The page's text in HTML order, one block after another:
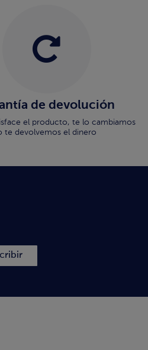
de devolución
el producto, te lo cambiamos
te devolvemos el dinero